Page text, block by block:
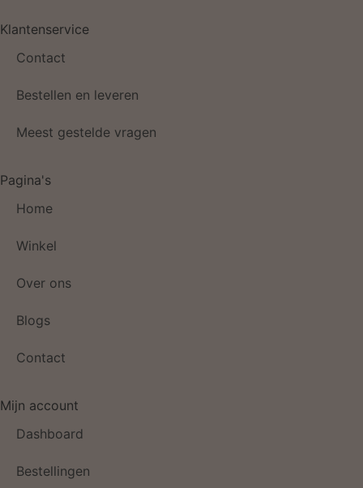
Klantenservice
Contact
Bestellen en leveren
Meest gestelde vragen
Pagina's
Home
Winkel
Over ons
Blogs
Contact
Mijn account
Dashboard
Bestellingen